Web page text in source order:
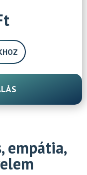
empátia,